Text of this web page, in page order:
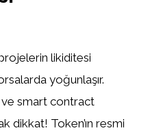
likiditesi
yoğunlaşır.
ve smart contract
dikkat! Token’ın resmi